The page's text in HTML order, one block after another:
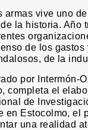
armas vive uno
la historia. Año
de los gastos
de la
por Intermón-
completa el
de
en Estocolmo, el
una realidad